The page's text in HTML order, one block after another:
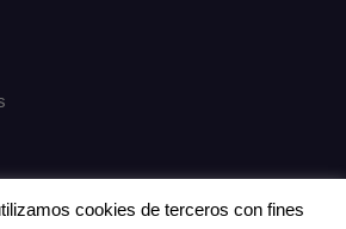
cookies de terceros con fines